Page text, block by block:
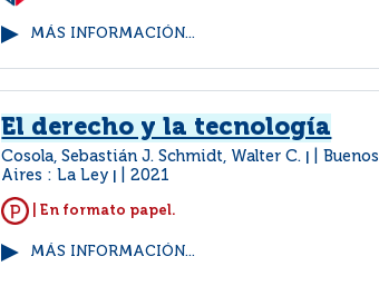
MÁS INFORMACIÓN...
El derecho y la tecnología
Cosola, Sebastián J. Schmidt, Walter C.
Buenos
Aires : La Ley
2021
| En formato papel.
MÁS INFORMACIÓN...